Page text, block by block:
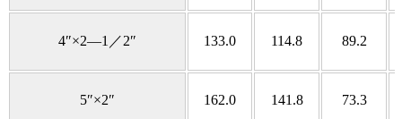
4″×2—1／2″ 133.0 114.8 89.2
5″×2″ 162.0 141.8 73.3